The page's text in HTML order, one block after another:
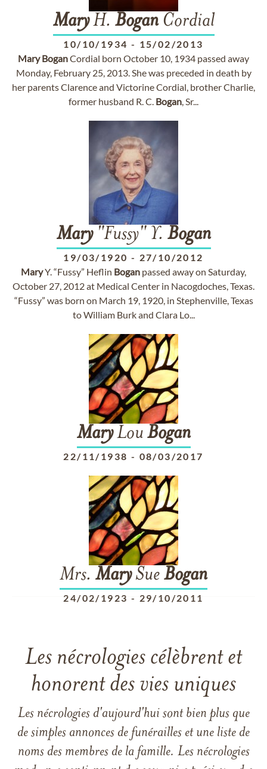
MaryH. BoganCordial
10/10/1934 - 15/02/2013
Mary BoganCordial born October 10, 1934 passed away
Monday, February 25, 2013. She was preceded in death by
her parents Clarence and Victorine Cordial, brother Charlie,
former husband R. C. Bogan, Sr...
Mary"Fussy" Y. Bogan
19/03/1920 - 27/10/2012
MaryY. “Fussy” Heflin Bogan passed away on Saturday,
October 27, 2012 at Medical Center in Nacogdoches, Texas.
“Fussy” was born on March 19, 1920, in Stephenville, Texas
to William Burk and Clara Lo...
MaryLou Bogan
22/11/1938 - 08/03/2017
Mrs. MarySue Bogan
24/02/1923 - 29/10/2011
Les nécrologies célèbrent et
honorent des vies uniques
Les nécrologies d'aujourd'hui sont bien plus que
de simples annonces de funérailles et une liste de
noms des membres de la famille. Les nécrologies